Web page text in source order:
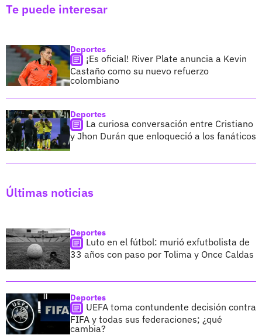
Te puede interesar
Deportes
¡Es oficial! River Plate anuncia a Kevin
Castaño como su nuevo refuerzo
colombiano
Deportes
La curiosa conversación entre Cristiano
y Jhon Durán que enloqueció a los fanáticos
Últimas noticias
Deportes
Luto en el fútbol: murió exfutbolista de
33 años con paso por Tolima y Once Caldas
Deportes
UEFA toma contundente decisión contra
FIFA y todas sus federaciones; ¿qué
cambia?